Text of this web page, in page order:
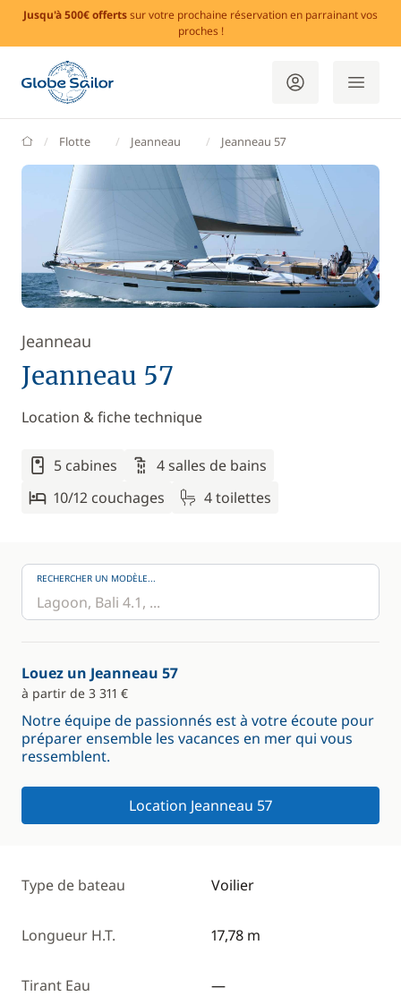
Jusqu'à 500€ offertssur votre prochaine réservation en parrainant vos
proches !
GlobeSailor
Flotte Jeanneau Jeanneau 57
Jeanneau
Jeanneau 57
Location & fiche technique
5 cabines
4 salles de bains
10/12 couchages
4 toilettes
RECHERCHER UN MODÈLE...
Louez un Jeanneau 57
à partir de 3 311 €
Notre équipe de passionnés est à votre écoute pour
préparer ensemble les vacances en mer qui vous
ressemblent.
Location Jeanneau 57
Type de bateau Voilier
Longueur H.T. 17,78 m
Tirant Eau —